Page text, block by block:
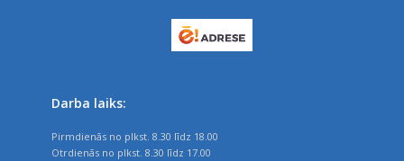
Darba laiks:
Pirmdienās no plkst. 8.30 līdz 18.00
Otrdienās no plkst. 8.30 līdz 17.00